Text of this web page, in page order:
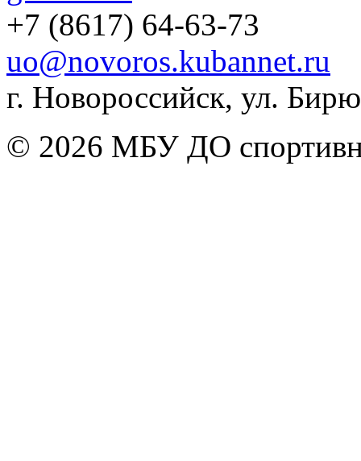
+7 (8617) 64-63-73
uo@novoros.kubannet.ru
г. Новороссийск, ул.
© 2026 МБУ ДО